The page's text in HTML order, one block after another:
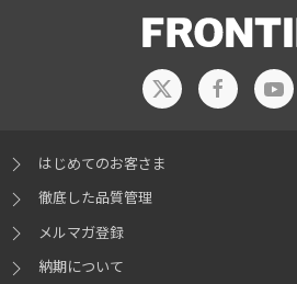
はじめてのお客さま
徹底した品質管理
メルマガ登録
納期について